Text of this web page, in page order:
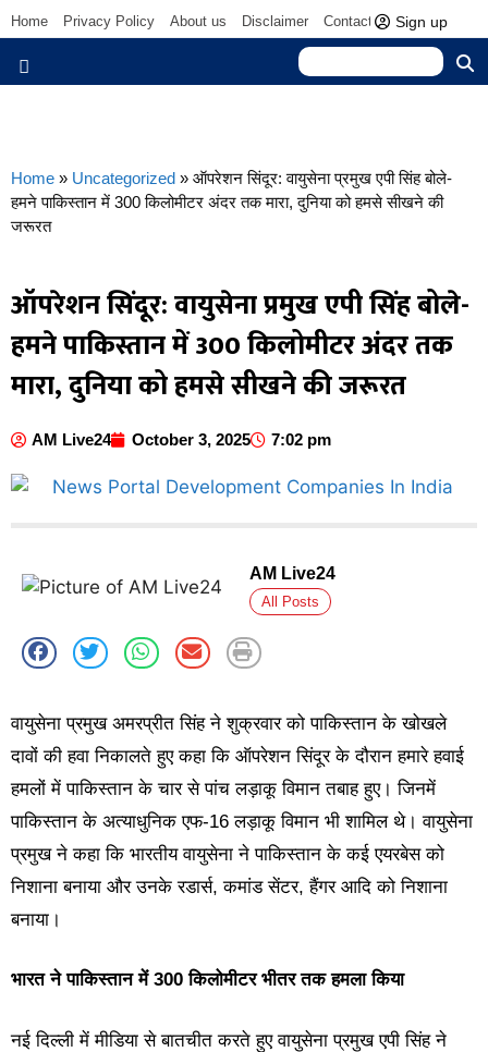
Home Privacy Policy About us Disclaimer Contact us Sign up
Home » Uncategorized » ऑपरेशन सिंदूर: वायुसेना प्रमुख एपी सिंह बोले-
हमने पाकिस्तान में 300 किलोमीटर अंदर तक मारा, दुनिया को हमसे सीखने की
जरूरत
ऑपरेशन सिंदूर: वायुसेना प्रमुख एपी सिंह बोले-
हमने पाकिस्तान में 300 किलोमीटर अंदर तक
मारा, दुनिया को हमसे सीखने की जरूरत
AM Live24 October 3, 2025 7:02 pm
AM Live24
All Posts
वायुसेना प्रमुख अमरप्रीत सिंह ने शुक्रवार को पाकिस्तान के खोखले
दावों की हवा निकालते हुए कहा कि ऑपरेशन सिंदूर के दौरान हमारे हवाई
हमलों में पाकिस्तान के चार से पांच लड़ाकू विमान तबाह हुए। जिनमें
पाकिस्तान के अत्याधुनिक एफ-16 लड़ाकू विमान भी शामिल थे। वायुसेना
प्रमुख ने कहा कि भारतीय वायुसेना ने पाकिस्तान के कई एयरबेस को
निशाना बनाया और उनके रडार्स, कमांड सेंटर, हैंगर आदि को निशाना
बनाया।
भारत ने पाकिस्तान में 300 किलोमीटर भीतर तक हमला किया
नई दिल्ली में मीडिया से बातचीत करते हुए वायुसेना प्रमुख एपी सिंह ने